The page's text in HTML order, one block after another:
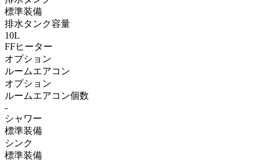
標準装備
排水タンク容量
10L
FFヒーター
オプション
ルームエアコン
オプション
ルームエアコン個数
-
シャワー
標準装備
シンク
標準装備